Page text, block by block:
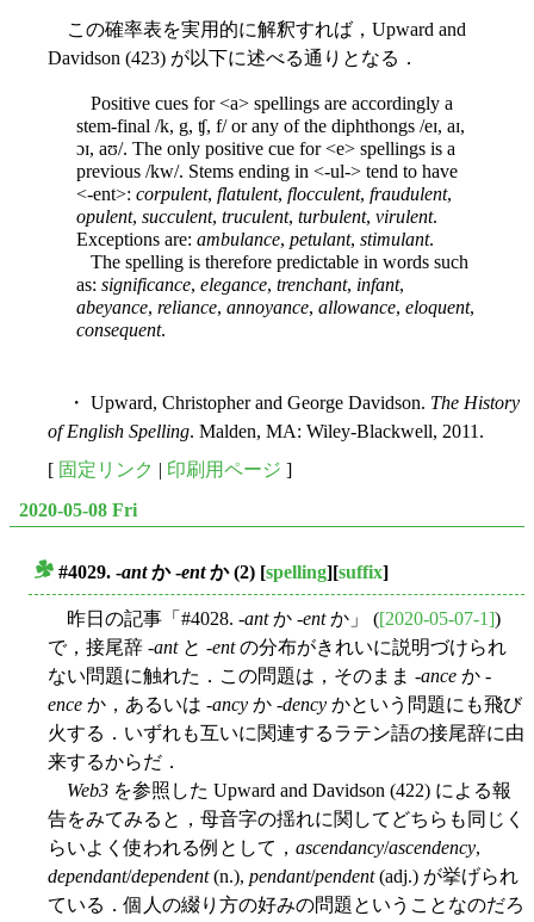
この確率表を実用的に解釈すれば，Upward and
Davidson (423) が以下に述べる通りとなる．
Positive cues for <a> spellings are accordingly a
stem-final /k, g, ʧ, f/ or any of the diphthongs /eɪ, aɪ,
ɔɪ, aʊ/. The only positive cue for <e> spellings is a
previous /kw/. Stems ending in <-ul-> tend to have
<-ent>: corpulent, flatulent, flocculent, fraudulent,
opulent, succulent, truculent, turbulent, virulent.
Exceptions are: ambulance, petulant, stimulant.
The spelling is therefore predictable in words such
as: significance, elegance, trenchant, infant,
abeyance, reliance, annoyance, allowance, eloquent,
consequent.
・ Upward, Christopher and George Davidson. The History
of English Spelling. Malden, MA: Wiley-Blackwell, 2011.
[ 固定リンク | 印刷用ページ ]
2020-05-08 Fri
#4029. -antか -entか (2) [spelling][suffix]
昨日の記事「#4028. -antか -entか」 ([2020-05-07-1])
で，接尾辞 -antと -entの分布がきれいに説明づけられ
ない問題に触れた．この問題は，そのまま -ance か -
ence か，あるいは -ancy か -dency かという問題にも飛び
火する．いずれも互いに関連するラテン語の接尾辞に由
来するからだ．
Web3 を参照した Upward and Davidson (422) による報
告をみてみると，母音字の揺れに関してどちらも同じく
らいよく使われる例として， ascendancy/ascendency,
dependant/dependent(n.), pendant/pendent(adj.) が挙げられ
ている．個人の綴り方の好みの問題ということなのだろ